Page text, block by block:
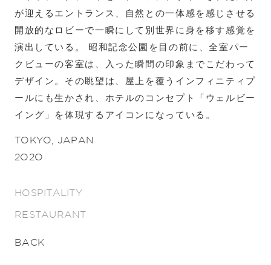
が迎えるエントランス、自然との一体感を感じさせる
開放的なロビーで一瞬にして別世界に身を移す感覚を
演出している。 昭和記念公園を目の前に、全室パー
クビューの客室は、入った瞬間の印象までこだわって
デザイン。その眺望は、屋上を覆うインフィニティプ
ールにも生かされ、ホテルのコンセプト「ウェルビー
イング」を体現するアイコンになっている。
TOKYO, JAPAN
2020
HOSPITALITY
RESTAURANT
BACK